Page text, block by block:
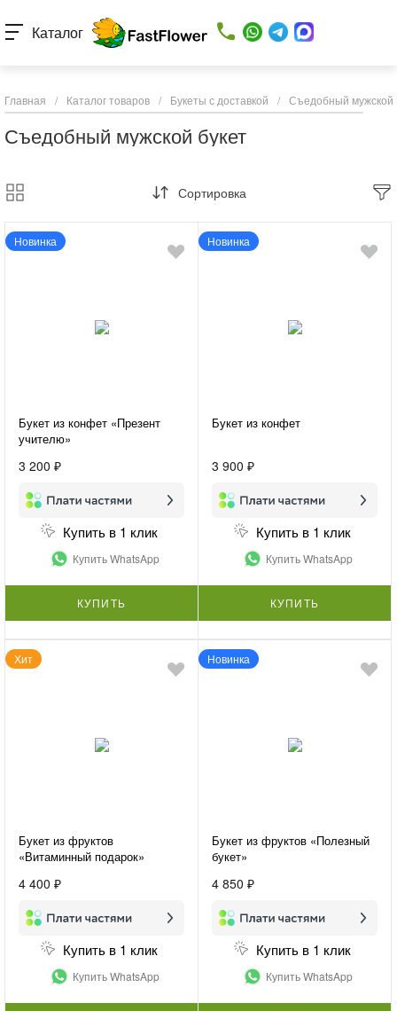
Каталог
Главная / Каталог товаров / Букеты с доставкой / Съедобный мужской
Съедобный мужской букет
Сортировка
Новинка
Букет из конфет «Презент
учителю»
3 200 ₽
Купить в 1 клик
Купить WhatsApp
КУПИТЬ
Новинка
Букет из конфет
3 900 ₽
Купить в 1 клик
Купить WhatsApp
КУПИТЬ
Хит
Букет из фруктов
«Витаминный подарок»
4 400 ₽
Купить в 1 клик
Купить WhatsApp
Новинка
Букет из фруктов «Полезный
букет»
4 850 ₽
Купить в 1 клик
Купить WhatsApp